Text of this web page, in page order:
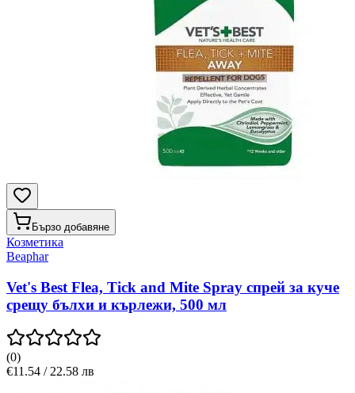
Бързо добавяне
Козметика
Beaphar
Vet's Best Flea, Tick and Mite Spray спрей за куче
срещу бълхи и кърлежи, 500 мл
(0)
€11.54 / 22.58 лв